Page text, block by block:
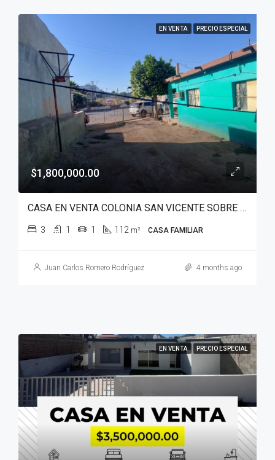
EN VENTA PRECIO ESPECIAL
$1,800,000.00
CASA EN VENTA COLONIA SAN VICENTE SOBRE BOULEVARD BENITO JUAREZ
3 1 1 112 m² CASA FAMILIAR
Juan Carlos Romero Rodríguez 4 months ago
EN VENTA PRECIO ESPECIAL